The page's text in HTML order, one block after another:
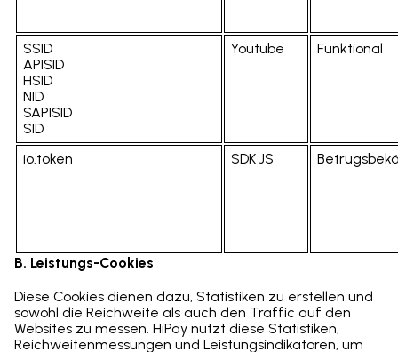
SSID
APISID
HSID
NID
SAPISID
SID
Youtube Funktional
io.token SDK JS
B. Leistungs-Cookies
Diese Cookies dienen dazu, Statistiken zu erstellen und
sowohl die Reichweite als auch den Traffic auf den
Websites zu messen. HiPay nutzt diese Statistiken,
Reichweitenmessungen und Leistungsindikatoren, um